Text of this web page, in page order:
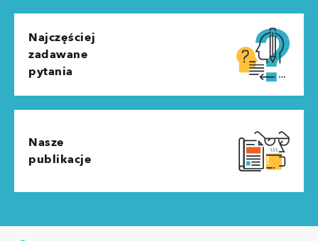
Najczęściej
zadawane
pytania
Nasze
publikacje